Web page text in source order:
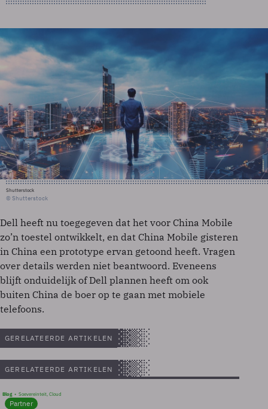
Shutterstock
© Shutterstock
Dell heeft nu toegegeven dat het voor China Mobile
zo’n toestel ontwikkelt, en dat China Mobile gisteren
in China een prototype ervan getoond heeft. Vragen
over details werden niet beantwoord. Eveneens
blijft onduidelijk of Dell plannen heeft om ook
buiten China de boer op te gaan met mobiele
telefoons.
GERELATEERDE ARTIKELEN
GERELATEERDE ARTIKELEN
Blog Soevereinteit, Cloud
Partner